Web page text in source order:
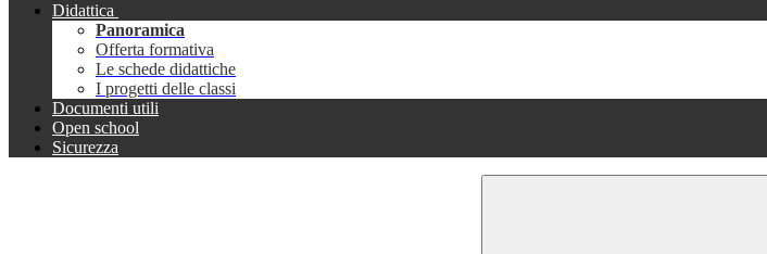
Didattica
Panoramica
Offerta formativa
Le schede didattiche
I progetti delle classi
Documenti utili
Open school
Sicurezza